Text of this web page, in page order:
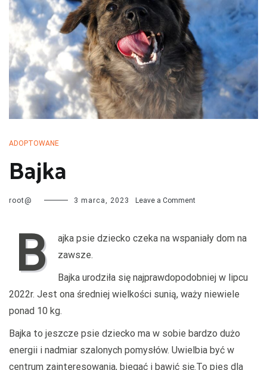
przechodzą kwarantannę, są leczone i mają całą profilaktykę. Są
również sterylizowane i kastrowane. Są socjalizowane czyli
przygotowywane do tego by odnaleźć się w nowej rodzinie. My
bardzo dobrze znamy naszych podopiecznych więc jest nam łatwiej
dopasować psa do rodziny i odwrotnie.
ADOPTOWANE
Bajka
root@ 3 marca, 2023 Leave a Commenton
B
ajka psie dziecko czeka na wspaniały dom na
zawsze.
Bajka urodziła się najprawdopodobniej w lipcu
2022r. Jest ona średniej wielkości sunią, waży niewiele
ponad 10 kg.
Bajka to jeszcze psie dziecko ma w sobie bardzo dużo
energii i nadmiar szalonych pomysłów. Uwielbia być w
centrum zainteresowania, biegać i bawić się.To pies dla